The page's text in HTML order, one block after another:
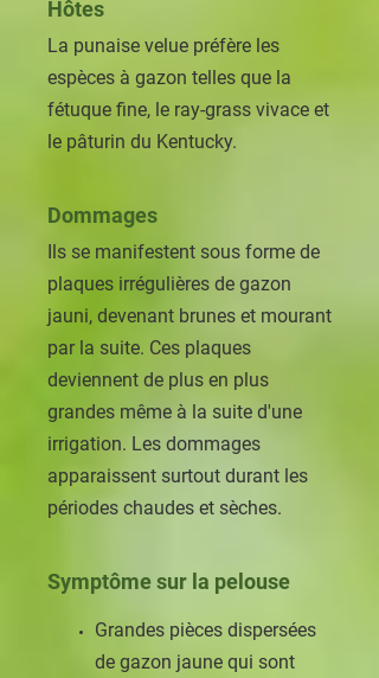
Hôtes
La punaise velue préfère les
espèces à gazon telles que la
fétuque fine, le ray-grass vivace et
le pâturin du Kentucky.
Dommages
Ils se manifestent sous forme de
plaques irrégulières de gazon
jauni, devenant brunes et mourant
par la suite. Ces plaques
deviennent de plus en plus
grandes même à la suite d'une
irrigation. Les dommages
apparaissent surtout durant les
périodes chaudes et sèches.
Symptôme sur la pelouse
Grandes pièces dispersées
de gazon jaune qui sont